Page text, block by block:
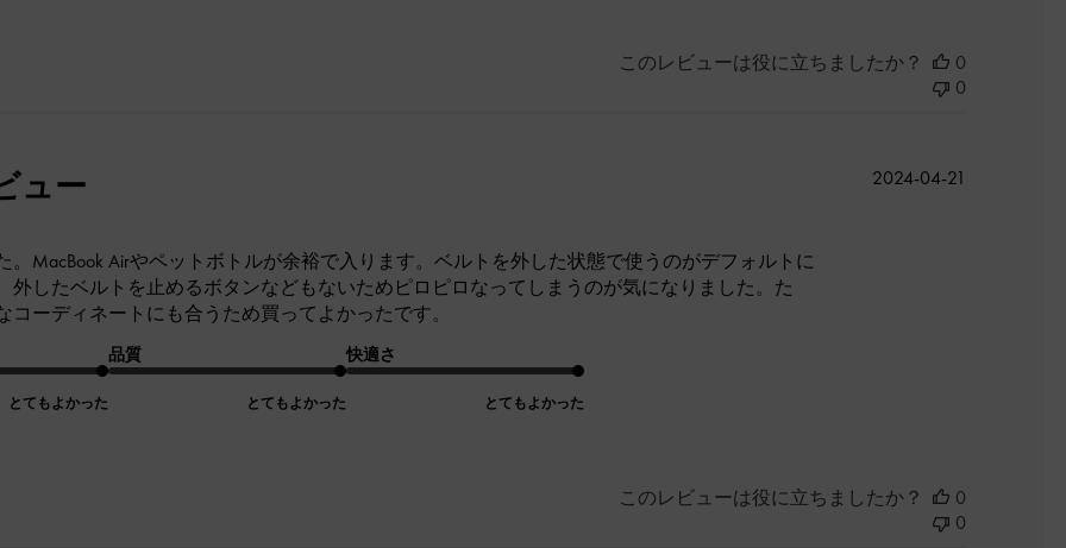
このレビューは役に立ちましたか？
0
0
ュー
。MacBook Airやペットボトルが余裕で入ります。ベルトを外した状態で使うのがデフォルトに
外したベルトを止めるボタンなどもないためピロピロなってしまうのが気になりました。た
コーディネートにも合うため買ってよかったです。
とてもよかった
品質
とてもよかった
快適さ
とてもよかった
2024-04-21
このレビューは役に立ちましたか？
0
0